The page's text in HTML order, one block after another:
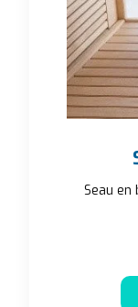
Seau en